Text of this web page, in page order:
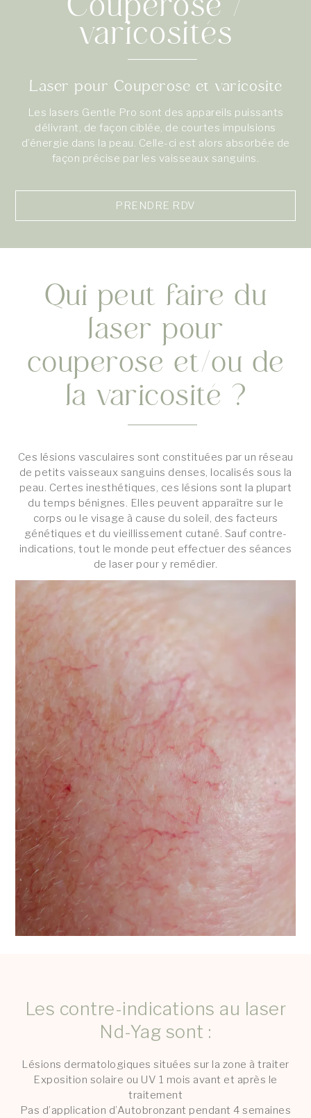
varicosités
Laser pour Couperose et varicosité
Les lasers Gentle Pro sont des appareils puissants
délivrant, de façon ciblée, de courtes impulsions
d’énergie dans la peau. Celle-ci est alors absorbée de
façon précise par les vaisseaux sanguins.
PRENDRE RDV
Qui peut faire du
laser pour
couperose et/ou de
la varicosité ?
Ces lésions vasculaires sont constituées par un réseau
de petits vaisseaux sanguins denses, localisés sous la
peau. Certes inesthétiques, ces lésions sont la plupart
du temps bénignes. Elles peuvent apparaître sur le
corps ou le visage à cause du soleil, des facteurs
génétiques et du vieillissement cutané. Sauf contre-
indications, tout le monde peut effectuer des séances
de laser pour y remédier.
Les contre-indications au laser
Nd-Yag sont :
Lésions dermatologiques situées sur la zone à traiter
Exposition solaire ou UV 1 mois avant et après le
traitement
Pas d’application d’Autobronzant pendant 4 semaines